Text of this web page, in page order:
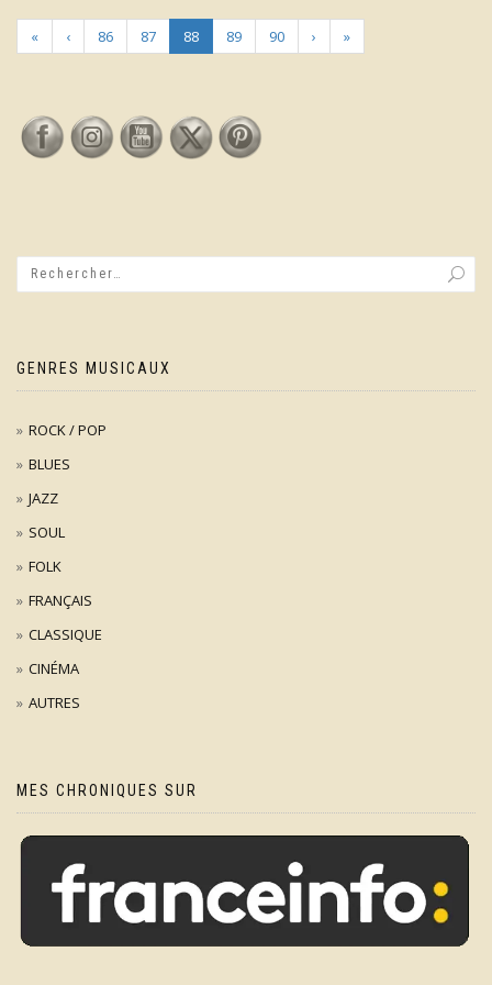
« ‹ 86 87 88 89 90 › »
GENRES MUSICAUX
ROCK / POP
BLUES
JAZZ
SOUL
FOLK
FRANÇAIS
CLASSIQUE
CINÉMA
AUTRES
MES CHRONIQUES SUR